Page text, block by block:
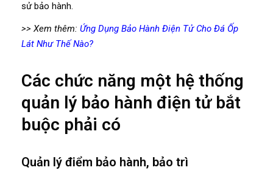
sử bảo hành.
>> Xem thêm: Ứng Dụng Bảo Hành Điện Tử Cho Đá Ốp
Lát Như Thế Nào?
Các chức năng một hệ thống
quản lý bảo hành điện tử bắt
buộc phải có
Quản lý điểm bảo hành, bảo trì